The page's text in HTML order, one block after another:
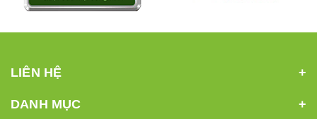
LIÊN HỆ
DANH MỤC